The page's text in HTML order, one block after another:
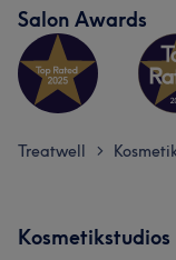
Salon Awards
Treatwell >